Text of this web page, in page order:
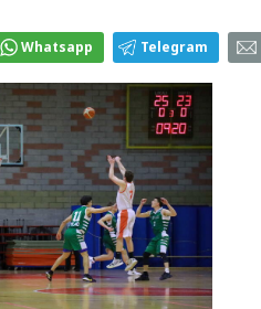
Whatsapp Telegram